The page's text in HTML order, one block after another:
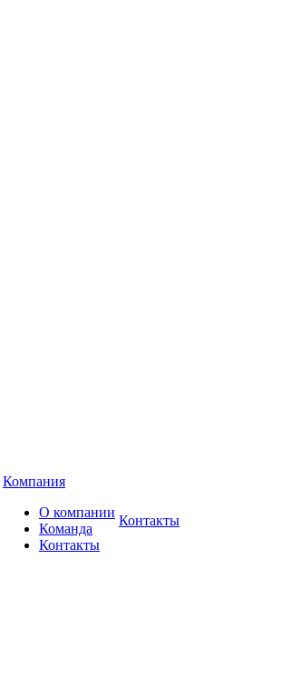
Компания
О компании
Команда
Контакты
Контакты